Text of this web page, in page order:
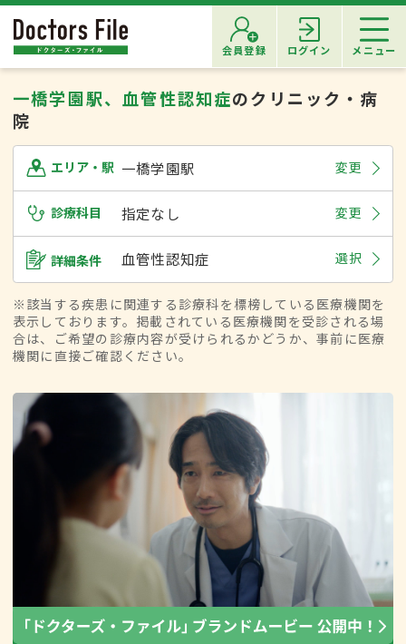
会員登録 ログイン メニュー
一橋学園駅、血管性認知症のクリニック・病
院
エリア・駅 一橋学園駅 変更
診療科目 指定なし 変更
詳細条件 血管性認知症 選択
※該当する疾患に関連する診療科を標榜している医療機関を
表示しております。掲載されている医療機関を受診される場
合は、ご希望の診療内容が受けられるかどうか、事前に医療
機関に直接ご確認ください。